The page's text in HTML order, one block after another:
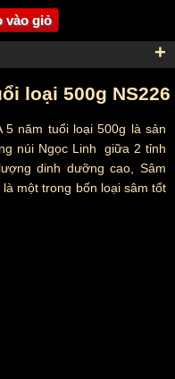
vào giỏ
+
loại 500g NS226
5 năm tuổi loại 500g là sản
núi Ngọc Linh giữa 2 tỉnh
dinh dưỡng cao, Sâm
một trong bốn loại sâm tốt